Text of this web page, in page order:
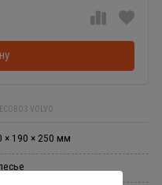
VOLVO
× 190 × 250 мм